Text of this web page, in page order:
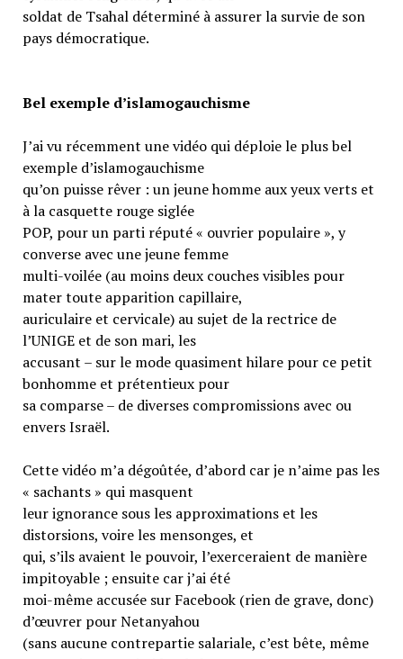
soldat de Tsahal déterminé à assurer la survie de son
pays démocratique.
Bel exemple d’islamogauchisme
J’ai vu récemment une vidéo qui déploie le plus bel
exemple d’islamogauchisme
qu’on puisse rêver : un jeune homme aux yeux verts et
à la casquette rouge siglée
POP, pour un parti réputé « ouvrier populaire », y
converse avec une jeune femme
multi-voilée (au moins deux couches visibles pour
mater toute apparition capillaire,
auriculaire et cervicale) au sujet de la rectrice de
l’UNIGE et de son mari, les
accusant – sur le mode quasiment hilare pour ce petit
bonhomme et prétentieux pour
sa comparse – de diverses compromissions avec ou
envers Israël.
Cette vidéo m’a dégoûtée, d’abord car je n’aime pas les
« sachants » qui masquent
leur ignorance sous les approximations et les
distorsions, voire les mensonges, et
qui, s’ils avaient le pouvoir, l’exerceraient de manière
impitoyable ; ensuite car j’ai été
moi-même accusée sur Facebook (rien de grave, donc)
d’œuvrer pour Netanyahou
(sans aucune contrepartie salariale, c’est bête, même